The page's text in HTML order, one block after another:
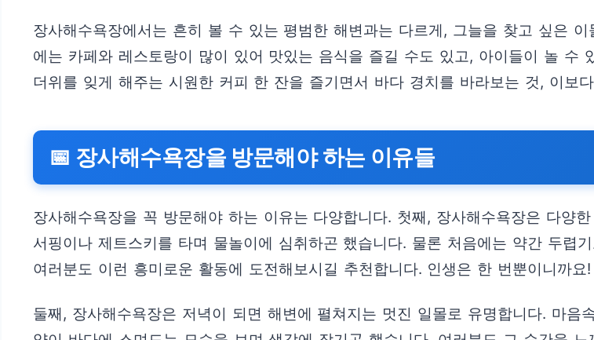
장사해수욕장에서는 흔히 볼 수 있는 평범한 해변과는 다르게, 그늘을 찾고 싶은
에는 카페와 레스토랑이 많이 있어 맛있는 음식을 즐길 수도 있고, 아이들이 놀 수
더위를 잊게 해주는 시원한 커피 한 잔을 즐기면서 바다 경치를 바라보는 것, 이보
📅 장사해수욕장을 방문해야 하는 이유들
장사해수욕장을 꼭 방문해야 하는 이유는 다양합니다. 첫째, 장사해수욕장은 다양
서핑이나 제트스키를 타며 물놀이에 심취하곤 했습니다. 물론 처음에는 약간 두렵
여러분도 이런 흥미로운 활동에 도전해보시길 추천합니다. 인생은 한 번뿐이니까요!
둘째, 장사해수욕장은 저녁이 되면 해변에 펼쳐지는 멋진 일몰로 유명합니다. 마